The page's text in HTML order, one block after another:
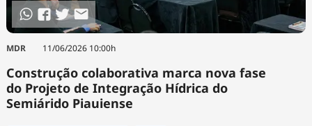
MDR 11/06/2026 10:00h
Construção colaborativa marca nova fase
do Projeto de Integração Hídrica do
Semiárido Piauiense